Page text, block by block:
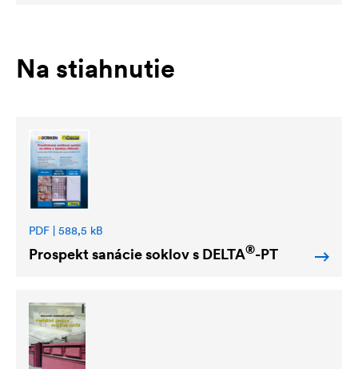
Na stiahnutie
PDF | 588,5 kB
Prospekt sanácie soklov s DELTA®-PT